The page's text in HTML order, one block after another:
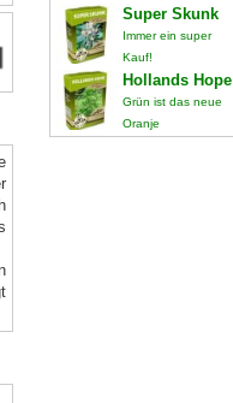
Super Skunk
Immer ein super
Kauf!
Hollands Hope
Grün ist das neue
Oranje